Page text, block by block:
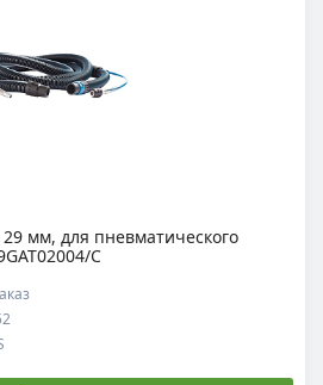
мм, для пневматического
C